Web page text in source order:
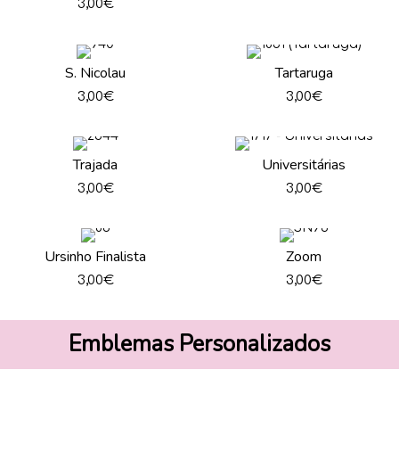
3,00€
S. Nicolau
3,00€
Tartaruga
3,00€
Trajada
3,00€
Universitárias
3,00€
Ursinho Finalista
3,00€
Zoom
3,00€
Emblemas Personalizados